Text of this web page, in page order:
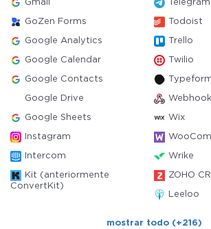
Gmail Telegram
GoZen Forms Todoist
Google Analytics Trello
Google Calendar Twilio
Google Contacts
Google Drive
Google Sheets Wix
Instagram
Intercom Wrike
Kit (anteriormente
ConvertKit)
ZOHO
Leeloo
mostrar todo (+216)